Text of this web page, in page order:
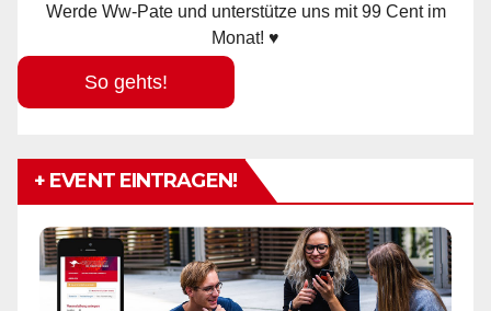
Werde Ww-Pate und unterstütze uns mit 99 Cent im
Monat! ♥
So gehts!
+ EVENT EINTRAGEN!